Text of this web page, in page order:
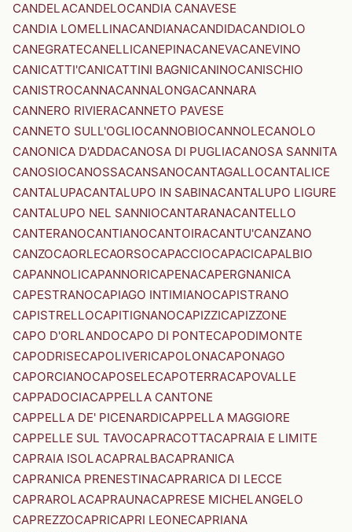
CANDELACANDELOCANDIA CANAVESE
CANDIA LOMELLINACANDIANACANDIDACANDIOLO
CANEGRATECANELLICANEPINACANEVACANEVINO
CANICATTI'CANICATTINI BAGNICANINOCANISCHIO
CANISTROCANNACANNALONGACANNARA
CANNERO RIVIERACANNETO PAVESE
CANNETO SULL'OGLIOCANNOBIOCANNOLECANOLO
CANONICA D'ADDACANOSA DI PUGLIACANOSA SANNITA
CANOSIOCANOSSACANSANOCANTAGALLOCANTALICE
CANTALUPACANTALUPO IN SABINACANTALUPO LIGURE
CANTALUPO NEL SANNIOCANTARANACANTELLO
CANTERANOCANTIANOCANTOIRACANTU'CANZANO
CANZOCAORLECAORSOCAPACCIOCAPACICAPALBIO
CAPANNOLICAPANNORICAPENACAPERGNANICA
CAPESTRANOCAPIAGO INTIMIANOCAPISTRANO
CAPISTRELLOCAPITIGNANOCAPIZZICAPIZZONE
CAPO D'ORLANDOCAPO DI PONTECAPODIMONTE
CAPODRISECAPOLIVERICAPOLONACAPONAGO
CAPORCIANOCAPOSELECAPOTERRACAPOVALLE
CAPPADOCIACAPPELLA CANTONE
CAPPELLA DE' PICENARDICAPPELLA MAGGIORE
CAPPELLE SUL TAVOCAPRACOTTACAPRAIA E LIMITE
CAPRAIA ISOLACAPRALBACAPRANICA
CAPRANICA PRENESTINACAPRARICA DI LECCE
CAPRAROLACAPRAUNACAPRESE MICHELANGELO
CAPREZZOCAPRICAPRI LEONECAPRIANA